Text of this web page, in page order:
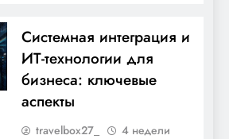
Диаме — история
знаменитого
— от скромных начинаний
на спортивной
Системная интеграция и
ИТ-технологии для
бизнеса: ключевые
аспекты
travelbox27_
4 недели